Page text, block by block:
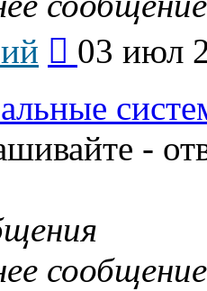
последнему
03 июл
-
сообщение